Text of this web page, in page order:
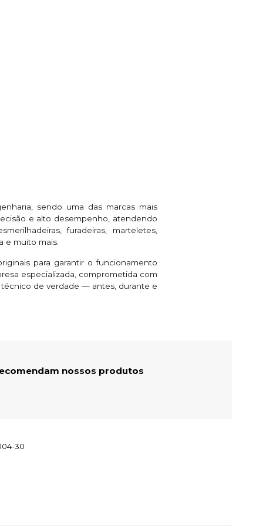
sendo uma das marcas mais
e alto desempenho, atendendo
furadeiras, marteletes,
e muito mais.
para garantir o funcionamento
especializada, comprometida com
de verdade — antes, durante e
nossos produtos
30